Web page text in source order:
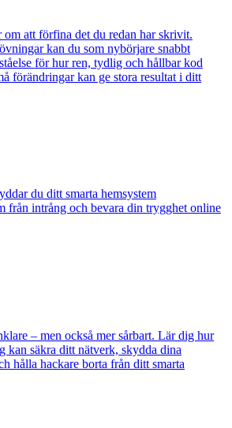
att förfina det du redan har skrivit.
kan du som nybörjare snabbt
för hur ren, tydlig och hållbar kod
förändringar kan ge stora resultat i ditt
du ditt smarta hemsystem
från intrång och bevara din trygghet online
– men också mer sårbart. Lär dig hur
kan säkra ditt nätverk, skydda dina
hålla hackare borta från ditt smarta